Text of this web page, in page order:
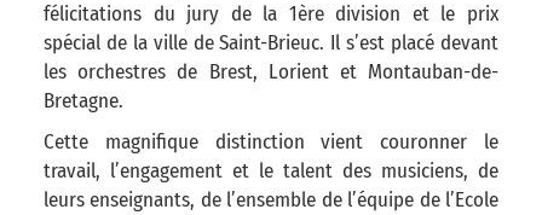
félicitations du jury de la 1ère division et le prix
spécial de la ville de Saint-Brieuc. Il s’est placé devant
les orchestres de Brest, Lorient et Montauban-de-
Bretagne.
Cette magnifique distinction vient couronner le
travail, l’engagement et le talent des musiciens, de
leurs enseignants, de l’ensemble de l’équipe de l’Ecole